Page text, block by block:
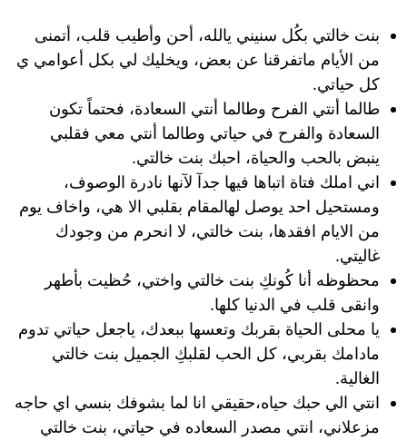
بنت خالتي بكُل سنيني يالله، أحن وأطيب قلب، أتمنى
من الأيام ماتفرقنا عن بعض، ويخليك لي بكل أعوامي ي
كل حياتي.
طالما أنتي الفرح وطالما أنتي السعادة، فحتماً تكون
السعادة والفرح في حياتي وطالما أنتي معي فقلبي
ينبض بالحب والحياة، احبك بنت خالتي.
اني املك فتاة اتباها فيها جدآ لآنها نادرة الوصوف،
ومستحيل احد يوصل لهالمقام بقلبي الا هي، واخاف يوم
من الايام افقدها، بنت خالتي، لا انحرم من وجودك
غاليتي.
محظوظه أنا كُونكِ بنت خالتي واختي، حُظيت بأطهر
وانقى قلب في الدنيا كلها.
يا محلى الحياة بقربك وتعسها ببعدك، ياجعل حياتي تدوم
مادامك بقربي، كل الحب لقلبكِ الجميل بنت خالتي
الغالية.
انتي الي حبك حياه،حقيقي انا لما بشوفك بنسي اي حاجه
مزعلاني، انتي مصدر السعاده في حياتي، بنت خالتي